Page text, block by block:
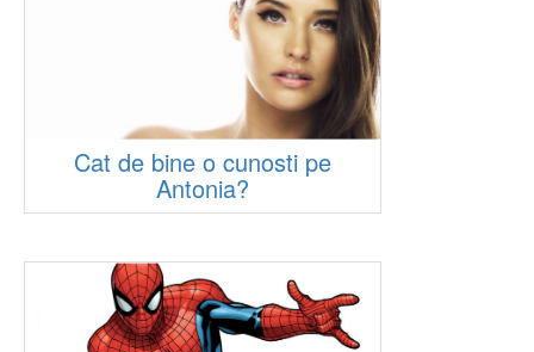
Cat de bine o cunosti pe
Antonia?